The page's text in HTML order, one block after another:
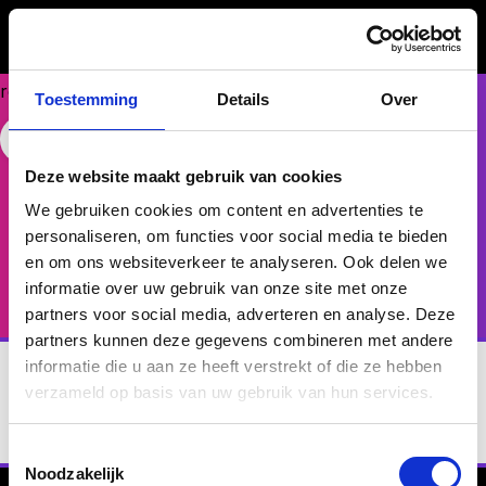
Toestemming Details Over
Deze website maakt gebruik van cookies
We gebruiken cookies om content en advertenties te
personaliseren, om functies voor social media te bieden
en om ons websiteverkeer te analyseren. Ook delen we
informatie over uw gebruik van onze site met onze
partners voor social media, adverteren en analyse. Deze
partners kunnen deze gegevens combineren met andere
informatie die u aan ze heeft verstrekt of die ze hebben
verzameld op basis van uw gebruik van hun services.
Noodzakelijk
Voor medewerkers en leiders die meer zelfinzicht
willen, inclusief coaching.
Bekijk rapport
Could
make
request.